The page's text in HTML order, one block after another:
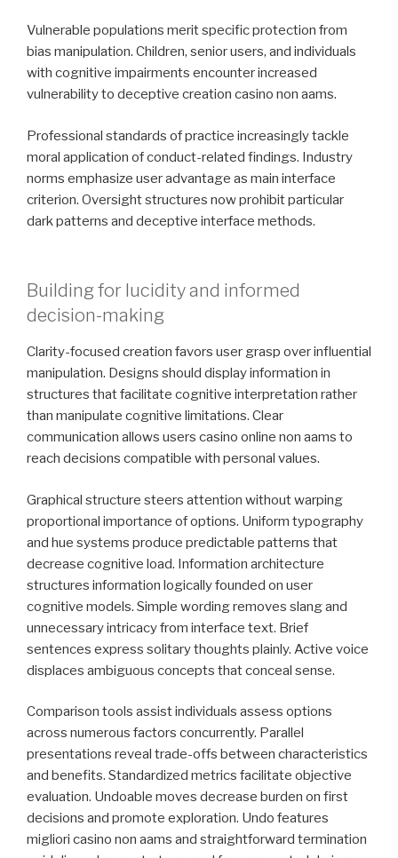
Vulnerable populations merit specific protection from
bias manipulation. Children, senior users, and individuals
with cognitive impairments encounter increased
vulnerability to deceptive creation casino non aams.
Professional standards of practice increasingly tackle
moral application of conduct-related findings. Industry
norms emphasize user advantage as main interface
criterion. Oversight structures now prohibit particular
dark patterns and deceptive interface methods.
Building for lucidity and informed
decision-making
Clarity-focused creation favors user grasp over influential
manipulation. Designs should display information in
structures that facilitate cognitive interpretation rather
than manipulate cognitive limitations. Clear
communication allows users casino online non aams to
reach decisions compatible with personal values.
Graphical structure steers attention without warping
proportional importance of options. Uniform typography
and hue systems produce predictable patterns that
decrease cognitive load. Information architecture
structures information logically founded on user
cognitive models. Simple wording removes slang and
unnecessary intricacy from interface text. Brief
sentences express solitary thoughts plainly. Active voice
displaces ambiguous concepts that conceal sense.
Comparison tools assist individuals assess options
across numerous factors concurrently. Parallel
presentations reveal trade-offs between characteristics
and benefits. Standardized metrics facilitate objective
evaluation. Undoable moves decrease burden on first
decisions and promote exploration. Undo features
migliori casino non aams and straightforward termination